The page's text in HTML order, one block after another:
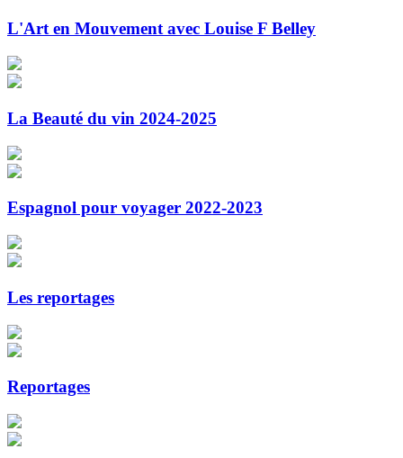
L'Art en Mouvement avec Louise F Belley
La Beauté du vin 2024-2025
Espagnol pour voyager 2022-2023
Les reportages
Reportages